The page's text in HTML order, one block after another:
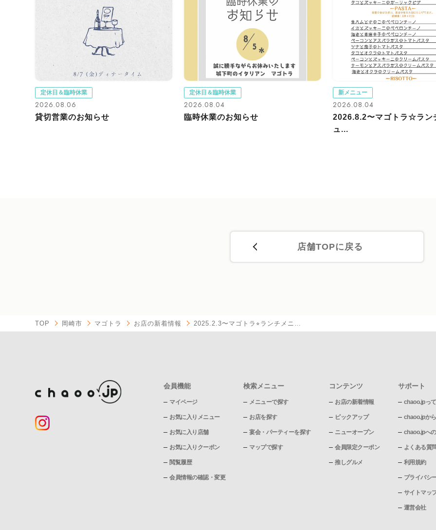
定休日＆臨時休業
2026.08.06
貸切営業のお知らせ
定休日＆臨時休業
2026.08.04
臨時休業のお知らせ
新メニュー
2026.08.04
2026.8.2〜マゴトラ☆ラン
ュ...
店舗TOPに戻る
TOP 岡崎市 マゴトラ お店の新着情報 2025.2.3〜マゴトラ⭐︎ランチメニ…
会員機能
マイページ
お気に入りメニュー
お気に入り店舗
お気に入りクーポン
閲覧履歴
会員情報の確認・変更
検索メニュー
メニューで探す
お店を探す
宴会・パーティーを探す
マップで探す
コンテンツ
お店の新着情報
ピックアップ
ニューオープン
会員限定クーポン
推しグルメ
サポート
chaoo.jpっ
chaoo.jpか
chaoo.jpへ
よくある質
利用規約
プライバシ
サイトマッ
運営会社